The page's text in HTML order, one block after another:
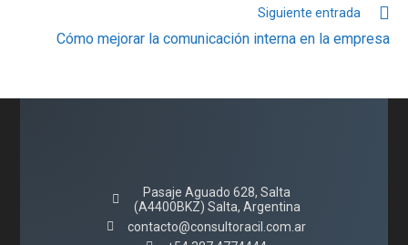
Siguiente entrada
Cómo mejorar la comunicación interna en la empresa
Pasaje Aguado 628, Salta
(A4400BKZ) Salta, Argentina
contacto@consultoracil.com.ar